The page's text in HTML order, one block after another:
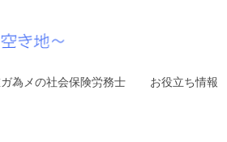
為メの社会保険労務士 お役立ち情報